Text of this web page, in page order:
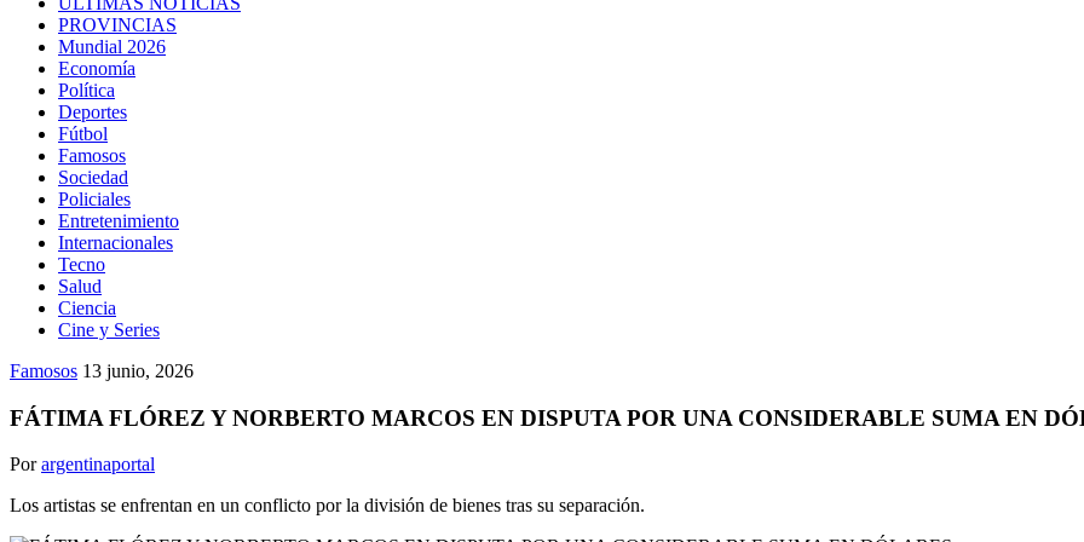
PROVINCIAS
Mundial 2026
Economía
Política
Deportes
Fútbol
Famosos
Sociedad
Policiales
Entretenimiento
Internacionales
Tecno
Salud
Ciencia
Cine y Series
Famosos 13 junio, 2026
FÁTIMA FLÓREZ Y NORBERTO MARCOS EN DISPUTA POR UNA CONSIDERABLE SUMA EN
Porargentinaportal
Los artistas se enfrentan en un conflicto por la división de bienes tras su separación.